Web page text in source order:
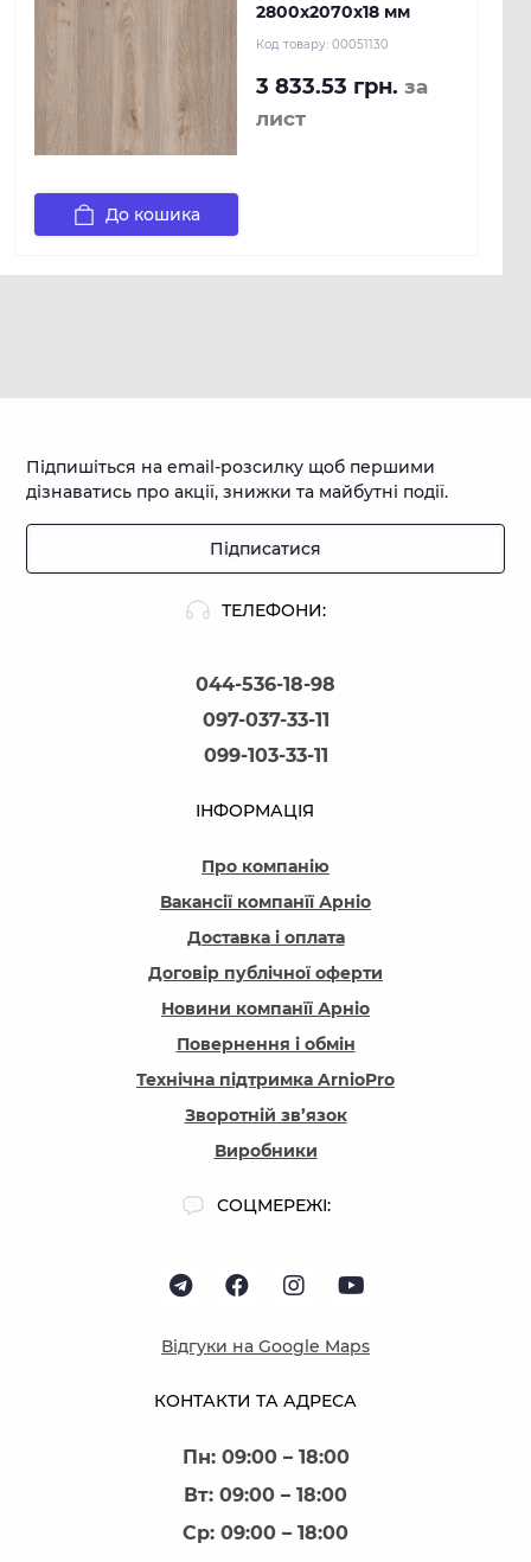
2800х2070х18 мм
Код товару: 00051130
3 833.53 грн. за
лист
До кошика
ТЕЛЕФОНИ:
044-536-18-98
097-037-33-11
099-103-33-11
Підпишіться на email-розсилку щоб першими
дізнаватись про акції, знижки та майбутні події.
Підписатися
КОНТАКТИ ТА АДРЕСА
Пн: 09:00 – 18:00
Вт: 09:00 – 18:00
Ср: 09:00 – 18:00
ІНФОРМАЦІЯ
Про компанію
Вакансії компанїї Арніо
Доставка і оплата
Договір публічної оферти
Новини компанїї Арніо
Повернення і обмін
Технічна підтримка ArnioPro
Зворотній зв’язок
Виробники
СОЦМЕРЕЖІ:
Відгуки на Google Maps